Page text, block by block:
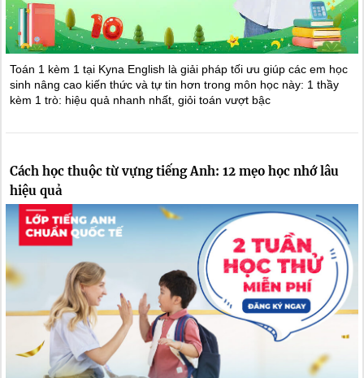
Toán 1 kèm 1 tại Kyna English là giải pháp tối ưu giúp các em học
sinh nâng cao kiến thức và tự tin hơn trong môn học này: 1 thầy
kèm 1 trò: hiệu quả nhanh nhất, giỏi toán vượt bậc
Cách học thuộc từ vựng tiếng Anh: 12 mẹo học nhớ lâu
hiệu quả